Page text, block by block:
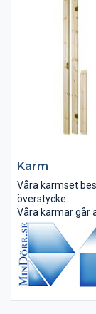
Karm
Våra karmset
överstycke.
Våra karmar går
92 mm, 118 mm
Våra karmset
sorterat...